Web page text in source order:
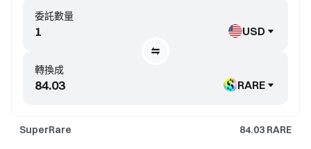
轉換成
RARE
委託數量
USD
SuperRare 84.03 RARE